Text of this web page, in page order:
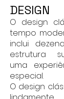
DESIGN
O design
tempo
inclui
estrutura
uma
especial.
O design